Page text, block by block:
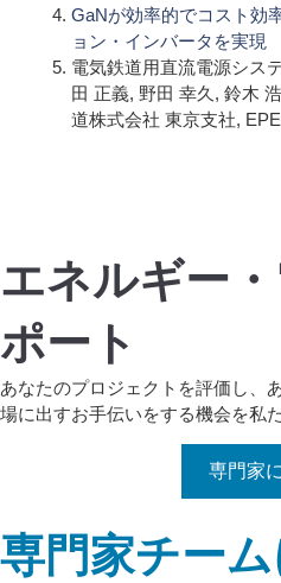
GaNが効率的でコスト効
ョン・インバータを実現
電気鉄道用直流電源シス
田 正義, 野田 幸久, 鈴木
道株式会社 東京支社,
エネルギー
ポート
あなたのプロジェクトを評価し、
場に出すお手伝いをする機会を私
専門家
専門家チー